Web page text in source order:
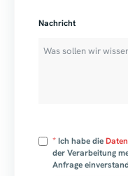
Nachricht
*Ich habe die
der Verarbeitung
Anfrage